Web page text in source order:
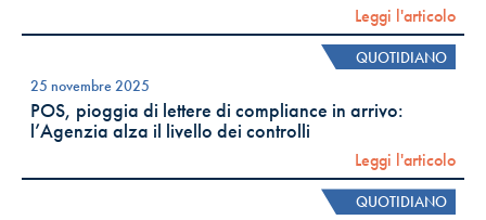
Leggi l'articolo
QUOTIDIANO
25 novembre 2025
POS, pioggia di lettere di compliance in arrivo:
l’Agenzia alza il livello dei controlli
Leggi l'articolo
QUOTIDIANO